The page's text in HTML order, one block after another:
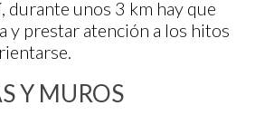
durante unos 3 km hay que
y prestar atención a los hitos
Y MUROS